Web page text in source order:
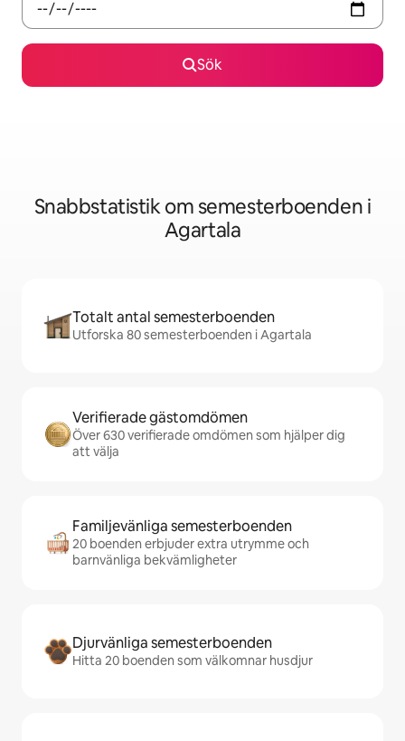
Sök
Snabbstatistik om semesterboenden i
Agartala
Totalt antal semesterboenden
Utforska 80 semesterboenden i Agartala
Verifierade gästomdömen
Över 630 verifierade omdömen som hjälper dig
att välja
Familjevänliga semesterboenden
20 boenden erbjuder extra utrymme och
barnvänliga bekvämligheter
Djurvänliga semesterboenden
Hitta 20 boenden som välkomnar husdjur